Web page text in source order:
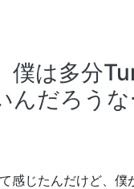
僕は多分
んだろうな
感じたんだけど、